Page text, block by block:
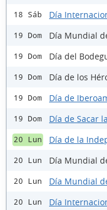
18 Sáb Día
19 Dom Día Mundial
19 Dom Día del
19 Dom Día de los
19 Dom Día de
19 Dom Día de Sacar
20 Lun Día de la
20 Lun Día Mundial
20 Lun Día Mundial
20 Lun Día